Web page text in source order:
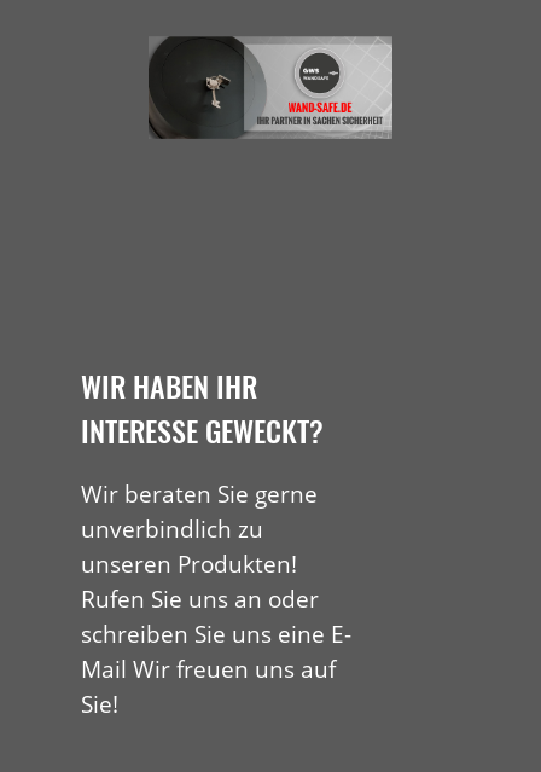
WIR HABEN IHR
INTERESSE GEWECKT?
Wir beraten Sie gerne
unverbindlich zu
unseren Produkten!
Rufen Sie uns an oder
schreiben Sie uns eine E-
Mail Wir freuen uns auf
Sie!